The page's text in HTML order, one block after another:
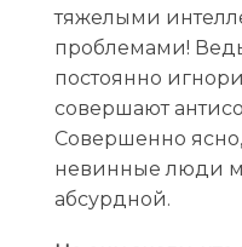
тяжелыми
проблемами!
постоянно
совершают
Совершенно ясно,
невинные люди
абсурдной.